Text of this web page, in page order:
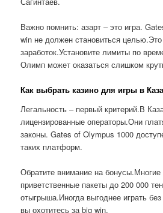
Важно помнить: азарт – это игра.
win не должен становиться
заработок.Установите лимиты по
Олимп может оказаться слишком
Как выбрать казино для игры в
Легальность – первый критерий.В
лицензированные операторы.Они
законы. Gates of Olympus 1000
таких платформ.
Обратите внимание на бонусы.Многие
приветственные пакеты до 200 000
отыгрыша.Иногда выгоднее играть
вы охотитесь за big win.